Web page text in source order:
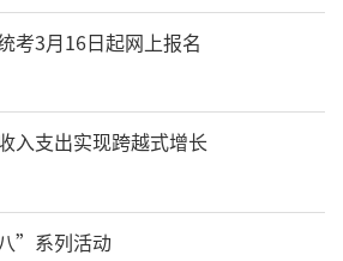
考3月16日起网上报名
入支出实现跨越式增长
”系列活动